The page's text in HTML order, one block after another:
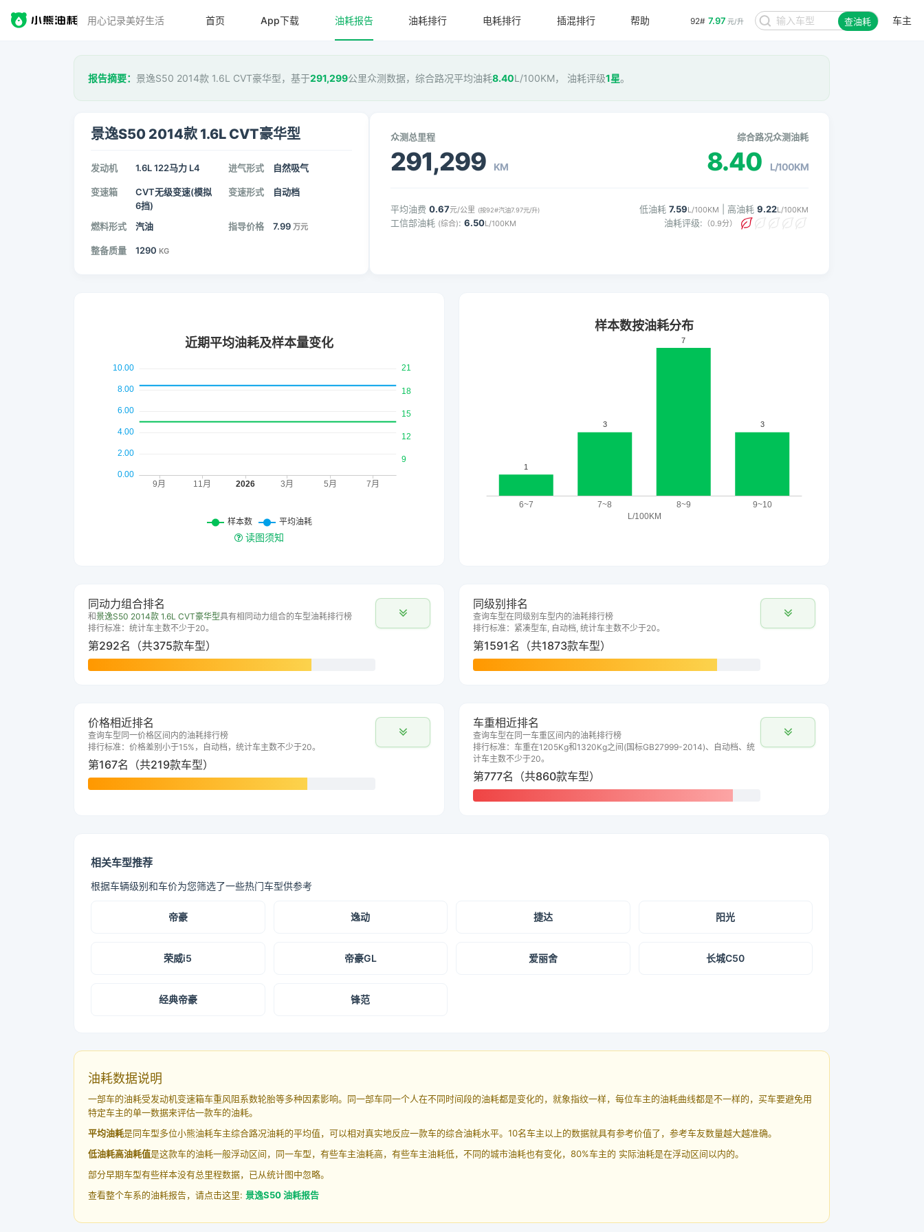
用心记录美好生活 92# 7.97 元/升 查油耗 车主
首页 App下载 油耗报告 油耗排行 电耗排行 插混排行 帮助
报告摘要： 景逸S50 2014款 1.6L CVT豪华型，基于291,299公里众测数据，综合路况平均油耗8.40L/100KM， 油耗评级1星。
景逸S50 2014款 1.6L CVT豪华型
发动机 1.6L 122马力 L4 进气形式 自然吸气
变速箱
CVT无级变速(模拟
6挡)
变速形式 自动档
燃料形式 汽油 指导价格 7.99 万元
整备质量 1290 KG
众测总里程
291,299 KM
综合路况众测油耗
8.40 L/100KM
平均油费 0.67元/公里 (按92#汽油7.97元/升)
工信部油耗 (综合): 6.50L/100KM
低油耗 7.59L/100KM | 高油耗 9.22L/100KM
油耗评级: （0.9分）
读图须知
同动力组合排名
和景逸S50 2014款 1.6L CVT豪华型具有相同动力组合的车型油耗排行榜
排行标准：统计车主数不少于20。
第292名（共375款车型）
同级别排名
查询车型在同级别车型内的油耗排行榜
排行标准：紧凑型车, 自动档, 统计车主数不少于20。
第1591名（共1873款车型）
价格相近排名
查询车型同一价格区间内的油耗排行榜
排行标准：价格差别小于15%，自动档，统计车主数不少于20。
第167名（共219款车型）
车重相近排名
查询车型在同一车重区间内的油耗排行榜
排行标准：车重在1205Kg和1320Kg之间(国标GB27999-2014)、自动档、统
计车主数不少于20。
第777名（共860款车型）
相关车型推荐
根据车辆级别和车价为您筛选了一些热门车型供参考
帝豪 逸动 捷达 阳光
荣威i5 帝豪GL 爱丽舍 长城C50
经典帝豪 锋范
油耗数据说明
一部车的油耗受发动机变速箱车重风阻系数轮胎等多种因素影响。同一部车同一个人在不同时间段的油耗都是变化的，就象指纹一样，每位车主的油耗曲线都是不一样的，买车要避免用
特定车主的单一数据来评估一款车的油耗。
平均油耗是同车型多位小熊油耗车主综合路况油耗的平均值，可以相对真实地反应一款车的综合油耗水平。10名车主以上的数据就具有参考价值了，参考车友数量越大越准确。
低油耗高油耗值是这款车的油耗一般浮动区间，同一车型，有些车主油耗高，有些车主油耗低，不同的城市油耗也有变化，80%车主的 实际油耗是在浮动区间以内的。
部分早期车型有些样本没有总里程数据，已从统计图中忽略。
查看整个车系的油耗报告，请点击这里: 景逸S50 油耗报告